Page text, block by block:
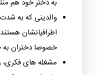
پدران و مادرانی که
کرده اند یا با انها
خود هم همین رفتار
پدران و مادرانی
می برند یا عزت